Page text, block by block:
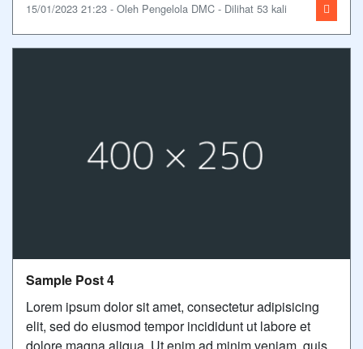
15/01/2023 21:23 - Oleh Pengelola DMC - Dilihat 53 kali
Sample Post 4
Lorem ipsum dolor sit amet, consectetur adipisicing
elit, sed do eiusmod tempor incididunt ut labore et